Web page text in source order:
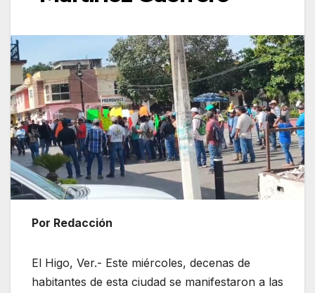
Por Redacción
El Higo, Ver.- Este miércoles, decenas de
habitantes de esta ciudad se manifestaron a las